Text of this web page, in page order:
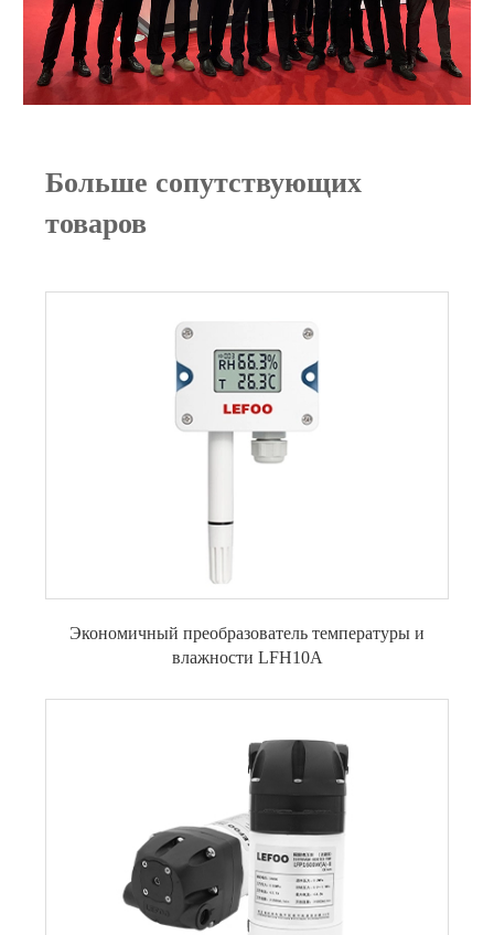
Больше сопутствующих
товаров
Экономичный преобразователь температуры и
влажности LFH10A